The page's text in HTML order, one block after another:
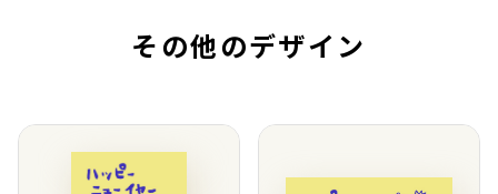
その他のデザイン